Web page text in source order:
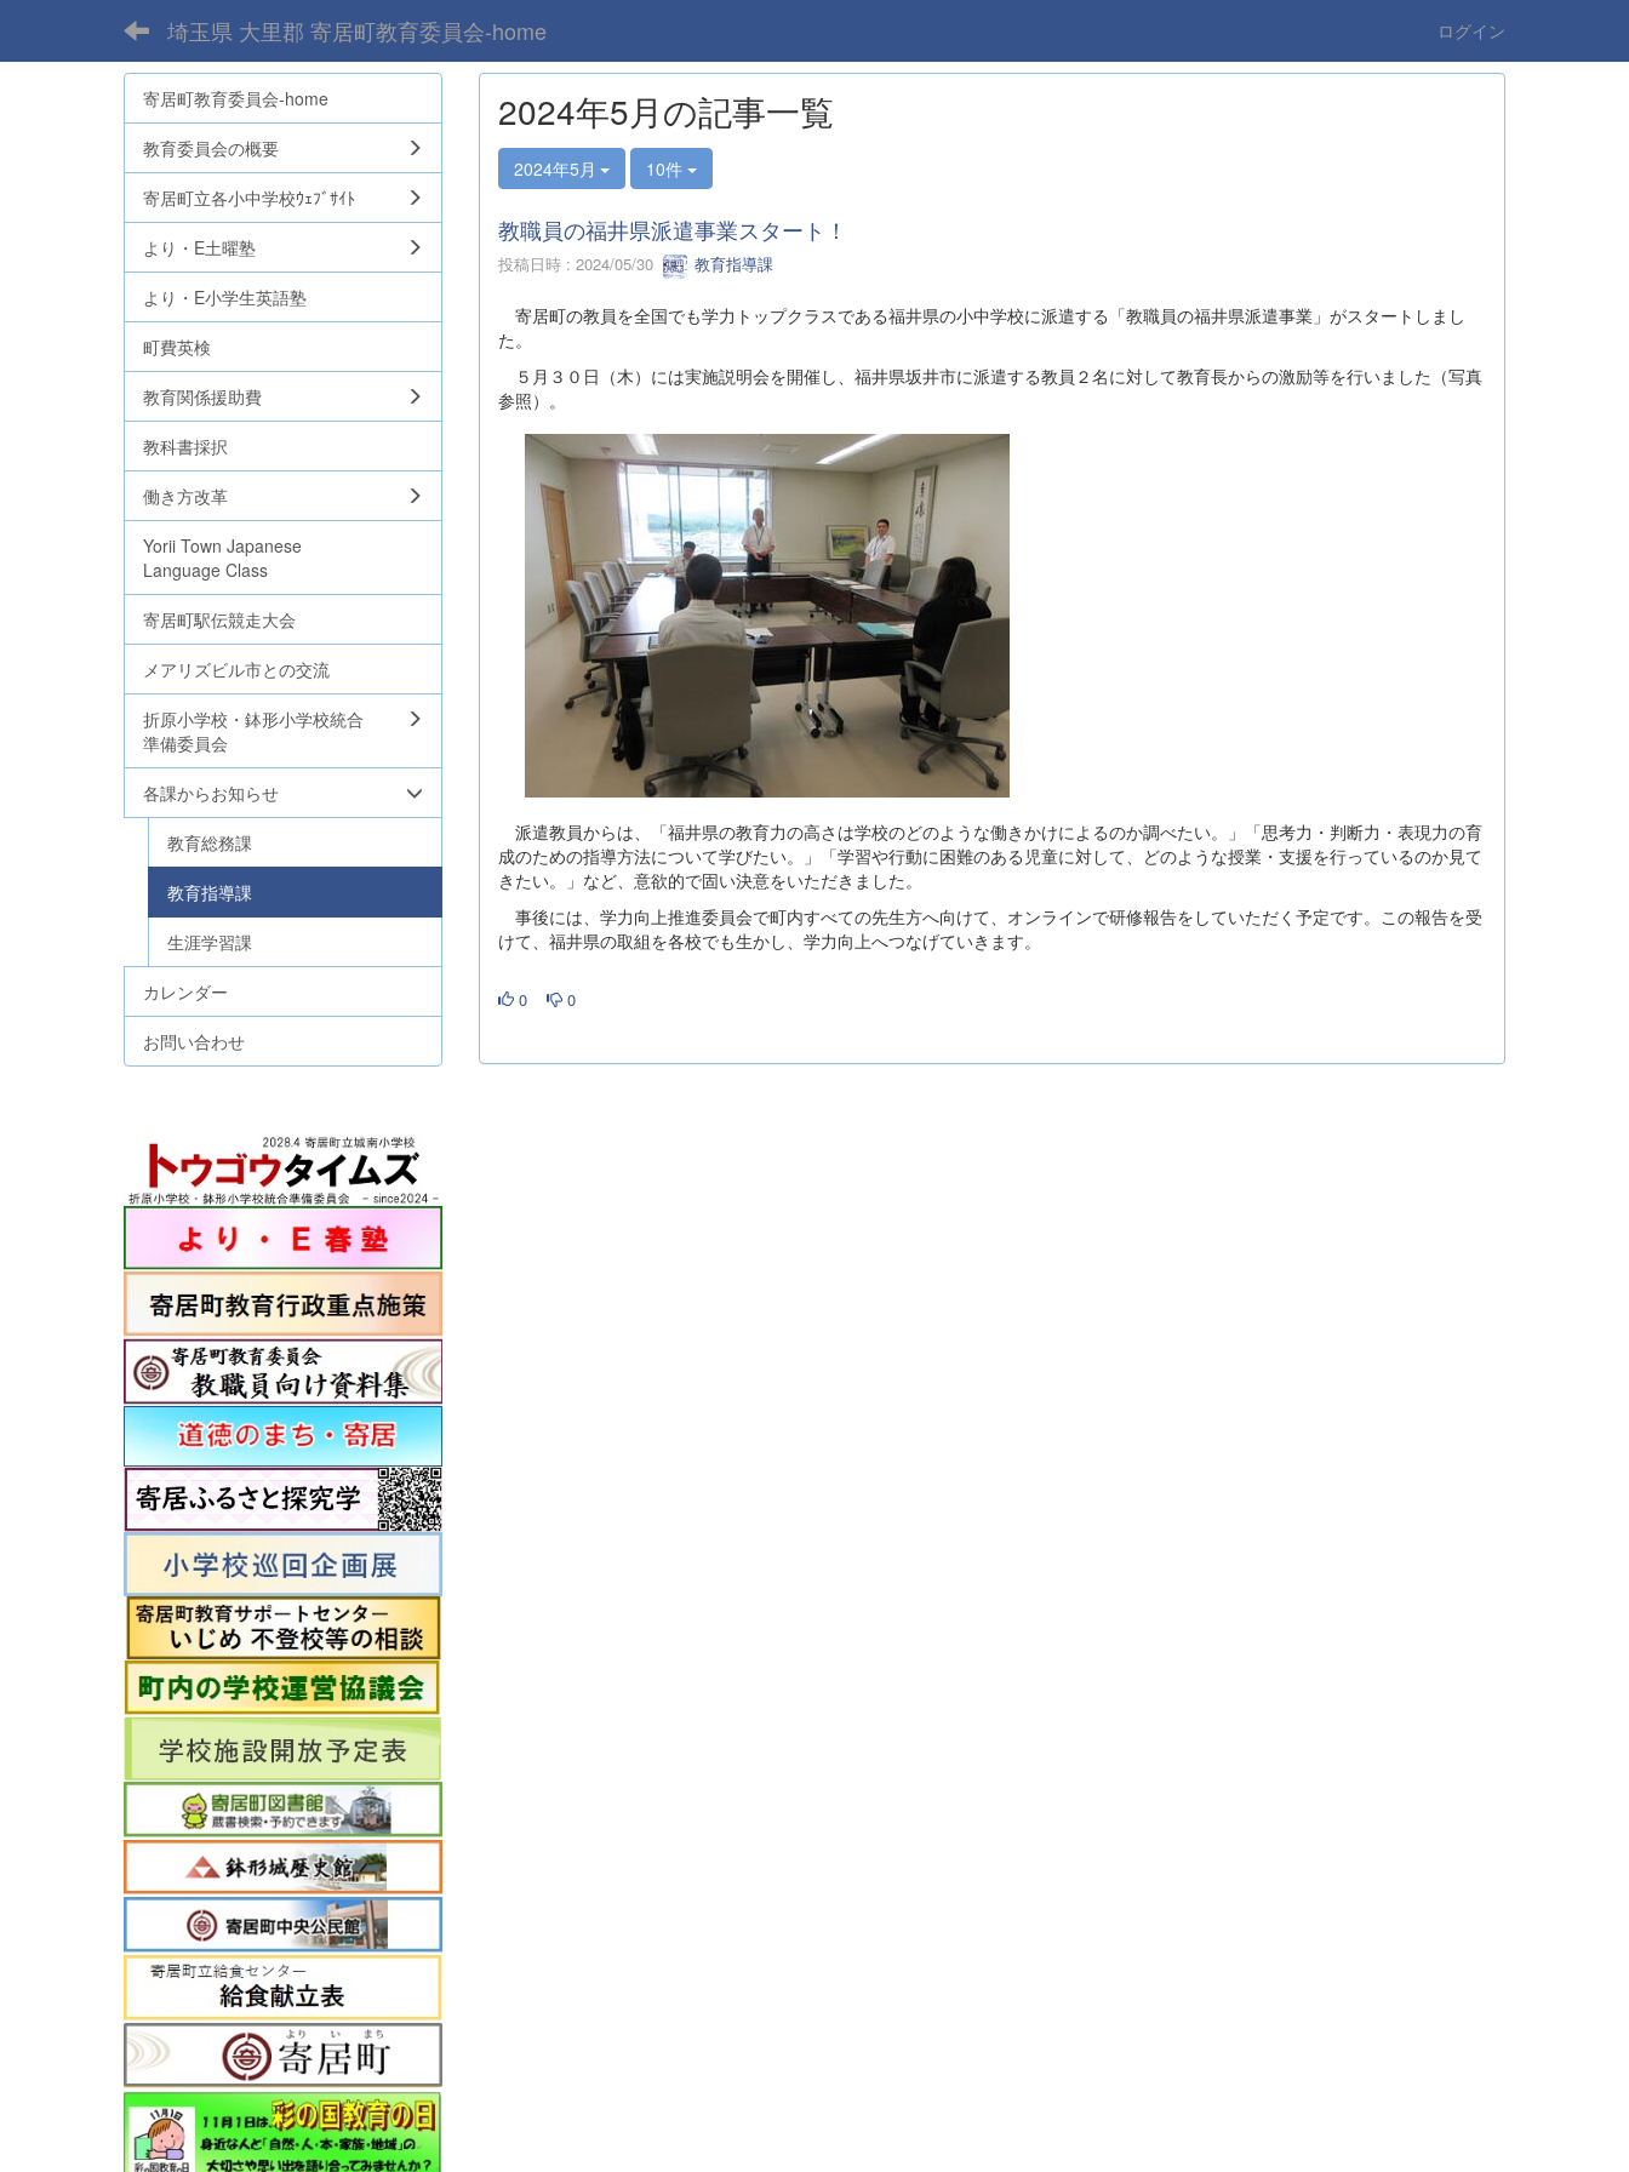
埼玉県 大里郡 寄居町教育委員会-home ログイン
2024年5月の記事一覧
2024年5月 10件
教職員の福井県派遣事業スタート！
投稿日時 : 2024/05/30 教育指導課
寄居町の教員を全国でも学力トップクラスである福井県の小中学校に派遣する「教職員の福井県派遣事業」がスタートしまし
た。
５月３０日（木）には実施説明会を開催し、福井県坂井市に派遣する教員２名に対して教育長からの激励等を行いました（写真
参照）。
派遣教員からは、「福井県の教育力の高さは学校のどのような働きかけによるのか調べたい。」「思考力・判断力・表現力の育
成のための指導方法について学びたい。」「学習や行動に困難のある児童に対して、どのような授業・支援を行っているのか見て
きたい。」など、意欲的で固い決意をいただきました。
事後には、学力向上推進委員会で町内すべての先生方へ向けて、オンラインで研修報告をしていただく予定です。この報告を受
けて、福井県の取組を各校でも生かし、学力向上へつなげていきます。
0 0
寄居町教育委員会-home
教育委員会の概要
寄居町立各小中学校ｳｪﾌﾞｻｲﾄ
より・E土曜塾
より・E小学生英語塾
町費英検
教育関係援助費
教科書採択
働き方改革
Yorii Town Japanese
Language Class
寄居町駅伝競走大会
メアリズビル市との交流
折原小学校・鉢形小学校統合
準備委員会
各課からお知らせ
教育総務課
教育指導課
生涯学習課
カレンダー
お問い合わせ